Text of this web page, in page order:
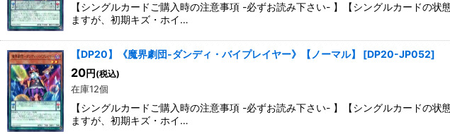
【シングルカードご購入時の注意事項 -必ずお読み下さい- 】【シングルカードの
ますが、初期キズ・ホイ…
【DP20】《魔界劇団-ダンディ・バイプレイヤー》【ノーマル】 [DP20-JP052]
20円 (税込)
在庫12個
【シングルカードご購入時の注意事項 -必ずお読み下さい- 】【シングルカードの
ますが、初期キズ・ホイ…